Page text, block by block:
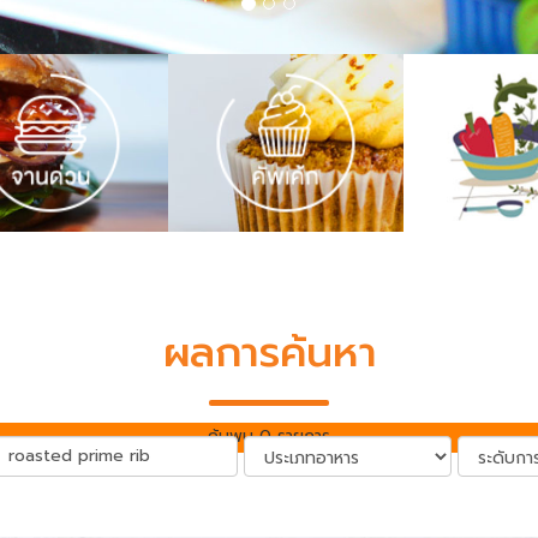
ผลการค้นหา
ค้นพบ 0 รายการ